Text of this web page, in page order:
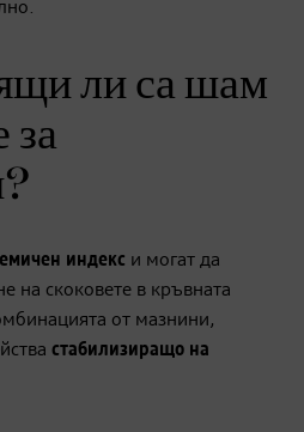
ли са шам
за
индекс и могат да
на скоковете в кръвната
от мазнини,
стабилизиращо на